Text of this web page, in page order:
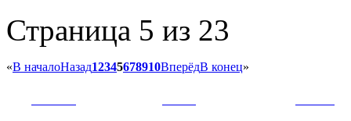
Страница 5 из 23
«В началоНазад12345678910ВперёдВ конец»